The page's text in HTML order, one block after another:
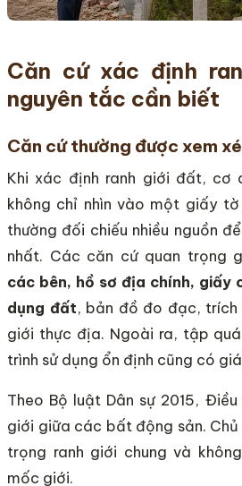
Căn cứ xác định
nguyên tắc cần biết
Căn cứ thường được xem
Khi xác định ranh giới đất, cơ
không chỉ nhìn vào một giấy
thường đối chiếu nhiều nguồn
nhất. Các căn cứ quan trọng
các bên, hồ sơ địa chính, giấy
dụng đất, bản đồ đo đạc,
giới thực địa. Ngoài ra, tập
trình sử dụng ổn định cũng có
Theo Bộ luật Dân sự 2015,
giới giữa các bất động sản.
trọng ranh giới chung và
mốc giới.